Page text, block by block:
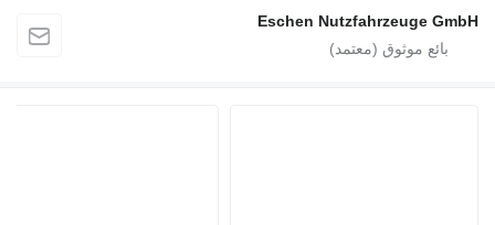
Eschen Nutzfahrzeuge GmbH